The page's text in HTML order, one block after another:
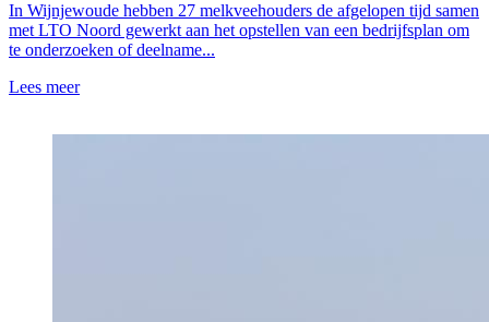
In Wijnjewoude hebben 27 melkveehouders de afgelopen tijd samen
met LTO Noord gewerkt aan het opstellen van een bedrijfsplan om
te onderzoeken of deelname...
Lees meer